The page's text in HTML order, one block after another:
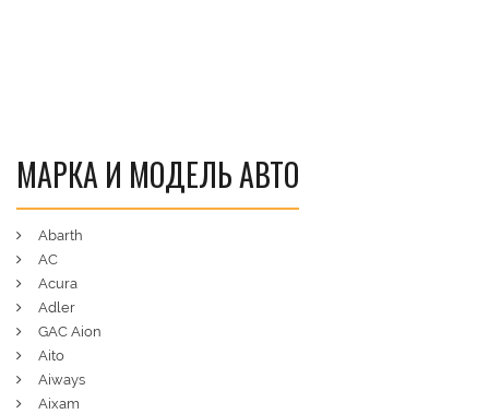
МАРКА И МОДЕЛЬ АВТО
Abarth
AC
Acura
Adler
GAC Aion
Aito
Aiways
Aixam